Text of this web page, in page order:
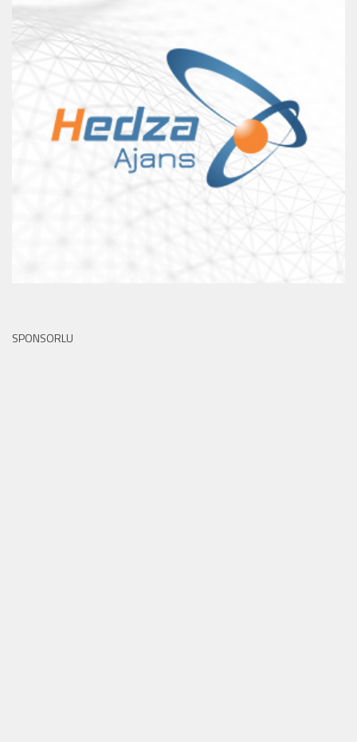
SPONSORLU